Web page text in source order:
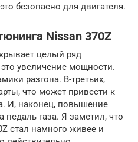
безопасно для двигателя.
Nissan 370Z
целый ряд
увеличение мощности.
разгона. В-третьих,
что может привести к
И, наконец, повышение
педаль газа. Я заметил, что
стал намного живее и